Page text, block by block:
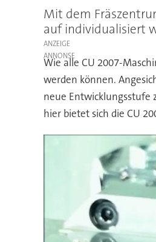
Mit dem
auf individualisiert
ANZEIGE
Wie alle CU 2007-
werden können.
neue Entwicklungsstufe
hier bietet sich die CU